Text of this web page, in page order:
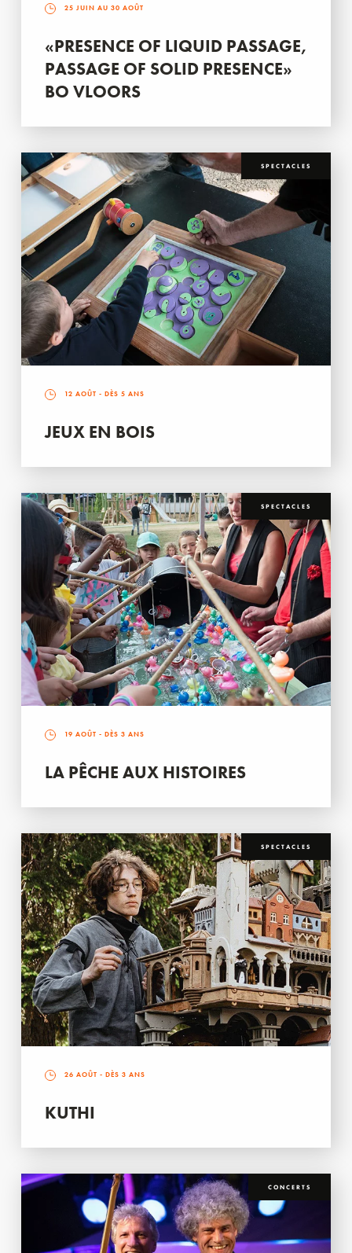
25 JUIN AU 30 AOÛT
«PRESENCE OF LIQUID PASSAGE,
PASSAGE OF SOLID PRESENCE»
BO VLOORS
SPECTACLES
12 AOÛT - DÈS 5 ANS
JEUX EN BOIS
SPECTACLES
19 AOÛT - DÈS 3 ANS
LA PÊCHE AUX HISTOIRES
SPECTACLES
26 AOÛT - DÈS 3 ANS
KUTHI
CONCERTS